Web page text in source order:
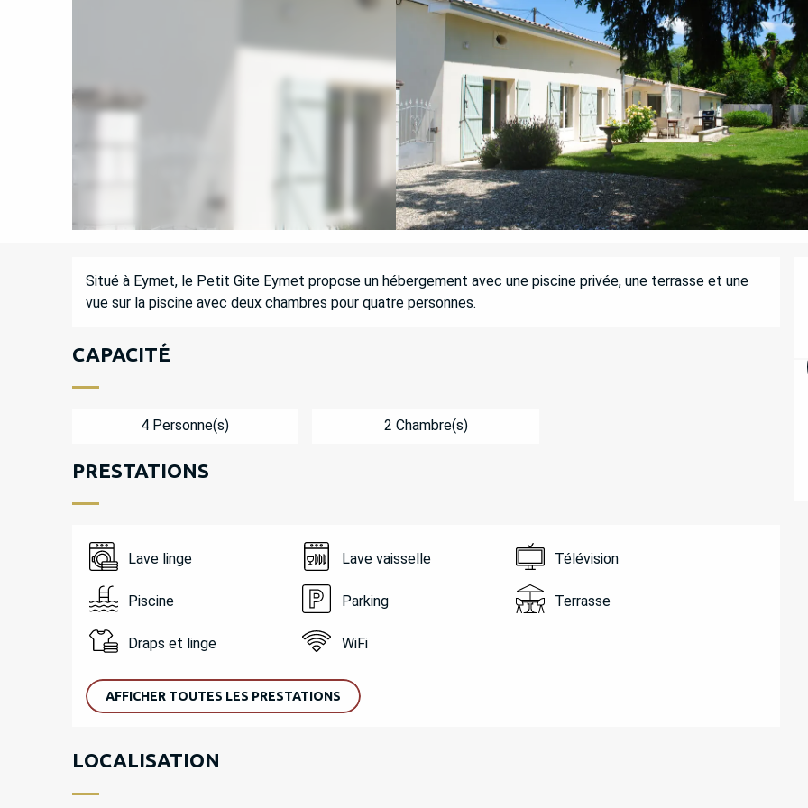
DESCRIPTION
Situé à Eymet, le Petit Gite Eymet propose un hébergement avec une piscine privée, une terrasse et une
vue sur la piscine avec deux chambres pour quatre personnes.
CAPACITÉ
4 Personne(s) 2 Chambre(s)
PRESTATIONS
Lave linge Lave vaisselle Télévision
Piscine Parking Terrasse
Draps et linge WiFi
AFFICHER TOUTES LES PRESTATIONS
LOCALISATION